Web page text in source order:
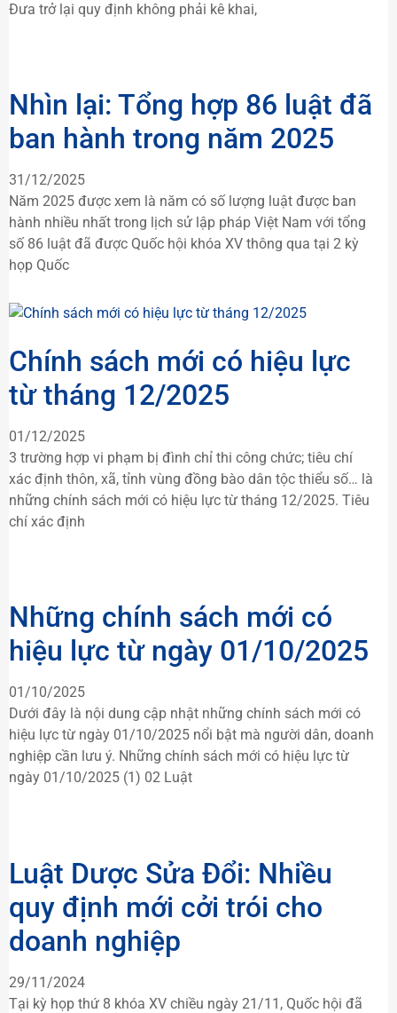
Đưa trở lại quy định không phải kê khai,
Nhìn lại: Tổng hợp 86 luật đã
ban hành trong năm 2025
31/12/2025
Năm 2025 được xem là năm có số lượng luật được ban
hành nhiều nhất trong lịch sử lập pháp Việt Nam với tổng
số 86 luật đã được Quốc hội khóa XV thông qua tại 2 kỳ
họp Quốc
Chính sách mới có hiệu lực
từ tháng 12/2025
01/12/2025
3 trường hợp vi phạm bị đình chỉ thi công chức; tiêu chí
xác định thôn, xã, tỉnh vùng đồng bào dân tộc thiểu số… là
những chính sách mới có hiệu lực từ tháng 12/2025. Tiêu
chí xác định
Những chính sách mới có
hiệu lực từ ngày 01/10/2025
01/10/2025
Dưới đây là nội dung cập nhật những chính sách mới có
hiệu lực từ ngày 01/10/2025 nổi bật mà người dân, doanh
nghiệp cần lưu ý. Những chính sách mới có hiệu lực từ
ngày 01/10/2025 (1) 02 Luật
Luật Dược Sửa Đổi: Nhiều
quy định mới cởi trói cho
doanh nghiệp
29/11/2024
Tại kỳ họp thứ 8 khóa XV chiều ngày 21/11, Quốc hội đã